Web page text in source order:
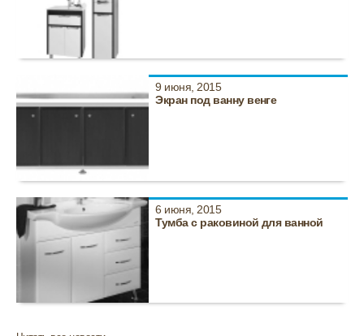
9 июня, 2015
Экран под ванну венге
6 июня, 2015
Тумба с раковиной для ванной